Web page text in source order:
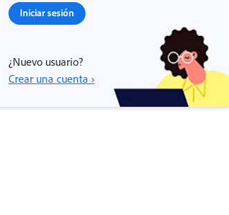
Iniciar sesión
¿Nuevo usuario?
Crear una cuenta ›